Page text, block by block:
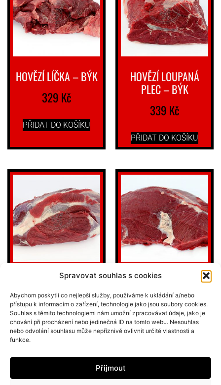
Spravovat souhlas s cookies
Abychom poskytli co nejlepší služby, používáme k ukládání a/nebo
přístupu k informacím o zařízení, technologie jako jsou soubory cookies.
Souhlas s těmito technologiemi nám umožní zpracovávat údaje, jako je
chování při procházení nebo jedinečná ID na tomto webu. Nesouhlas
nebo odvolání souhlasu může nepříznivě ovlivnit určité vlastnosti a
funkce.
Přijmout
HOVĚZÍ LÍČKA – BÝK
329 Kč
PŘIDAT DO KOŠÍKU
HOVĚZÍ LOUPANÁ
PLEC – BÝK
339 Kč
PŘIDAT DO KOŠÍKU
HOVĚZÍ KARABÁČEK
– BÝK
299Kč
PŘIDAT DO KOŠÍKU
HOVĚZÍ ZADNÍ
OŘÍŠEK, KVĚTOVÁ
ŠPIČKA – BÝK
349Kč
PŘIDAT DO KOŠÍKU